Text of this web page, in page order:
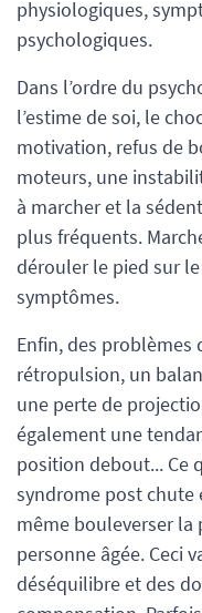
physiologiques,
psychologiques.
Dans l’ordre du
l’estime de soi, le
motivation, refus de
moteurs, une
à marcher et la
plus fréquents.
dérouler le pied sur
symptômes.
Enfin, des problèmes
rétropulsion, un
une perte de
également une
position debout... Ce
syndrome post chute
même bouleverser la
personne âgée. Ceci
déséquilibre et des